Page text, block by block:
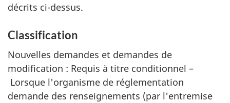
décrits ci-dessus.
Classification
Nouvelles demandes et demandes de
modification : Requis à titre conditionnel –
Lorsque l'organisme de réglementation
demande des renseignements (par l'entremise